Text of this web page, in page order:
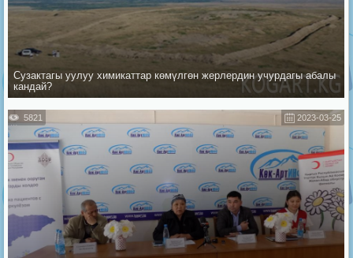
Сузактагы уулуу химикаттар көмүлгөн жерлердин учурдагы абалы
кандай?
2023-03-25
5821